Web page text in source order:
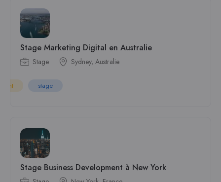
Stage Marketing Digital en Australie
Stage Sydney, Australie
stage
Stage Business Development à New York